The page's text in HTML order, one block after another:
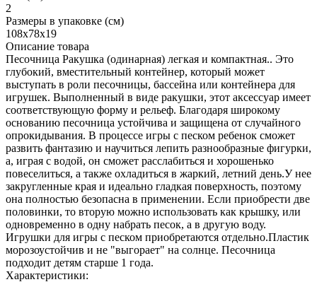
2
Размеры в упаковке (см)
108х78х19
Описание товара
Песочница Ракушка (одинарная) легкая и компактная.. Это
глубокий, вместительный контейнер, который может
выступать в роли песочницы, бассейна или контейнера для
игрушек. Выполненный в виде ракушки, этот аксессуар имеет
соответствующую форму и рельеф. Благодаря широкому
основанию песочница устойчива и защищена от случайного
опрокидывания. В процессе игры с песком ребенок сможет
развить фантазию и научиться лепить разнообразные фигурки,
а, играя с водой, он сможет расслабиться и хорошенько
повеселиться, а также охладиться в жаркий, летний день.У нее
закругленные края и идеально гладкая поверхность, поэтому
она полностью безопасна в применении. Если приобрести две
половинки, то вторую можно использовать как крышку, или
одновременно в одну набрать песок, а в другую воду.
Игрушки для игры с песком приобретаются отдельно.Пластик
морозоустойчив и не "выгорает" на солнце. Песочница
подходит детям старше 1 года.
Характеристики: